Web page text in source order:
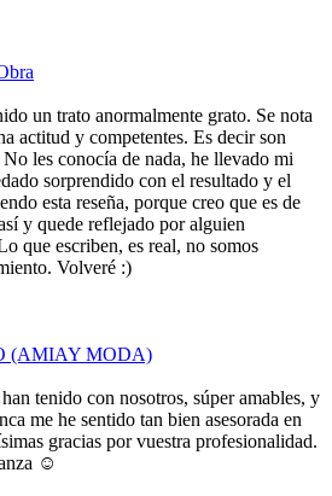
un trato anormalmente grato. Se nota
actitud y competentes. Es decir son
les conocía de nada, he llevado mi
sorprendido con el resultado y el
esta reseña, porque creo que es de
y quede reflejado por alguien
que escriben, es real, no somos
Volveré :)
(AMIAY MODA)
tenido con nosotros, súper amables, y
me he sentido tan bien asesorada en
gracias por vuestra profesionalidad.
☺️